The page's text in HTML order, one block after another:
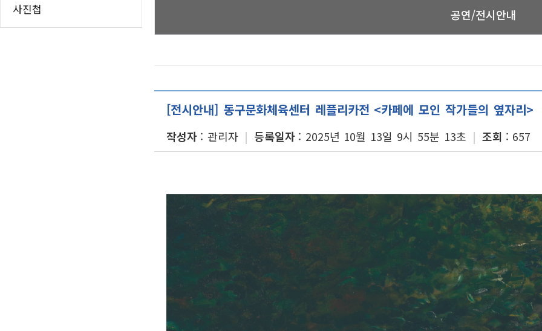
사진첩 공연/전시안내
[전시안내] 동구문화체육센터 레플리카전 <카페에 모인 작가들의 옆자리>
작성자 관리자 등록일자 2025년 10월 13일 9시 55분 13초 조회 657